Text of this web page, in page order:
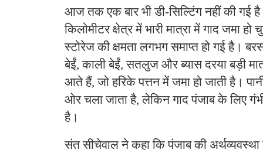
आज तक एक बार भी डी-सिल्टिंग नहीं की गई
किलोमीटर क्षेत्र में भारी मात्रा में गाद जमा
स्टोरेज की क्षमता लगभग समाप्त हो गई है।
बेईं, काली बेईं, सतलुज और ब्यास दरया बड़ी
आते हैं, जो हरिके पत्तन में जमा हो जाती है।
ओर चला जाता है, लेकिन गाद पंजाब के लिए
है।
संत सीचेवाल ने कहा कि पंजाब की